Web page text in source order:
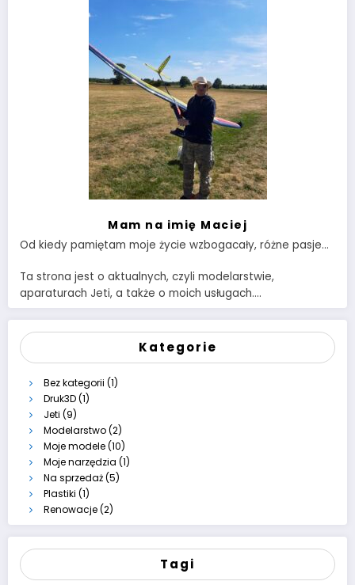
Mam na imię Maciej
Od kiedy pamiętam moje życie wzbogacały, różne pasje…
Ta strona jest o aktualnych, czyli modelarstwie,
aparaturach Jeti, a także o moich usługach….
Kategorie
Bez kategorii (1)
Druk3D(1)
Jeti (9)
Modelarstwo(2)
Moje modele(10)
Moje narzędzia (1)
Na sprzedaż(5)
Plastiki (1)
Renowacje(2)
Tagi